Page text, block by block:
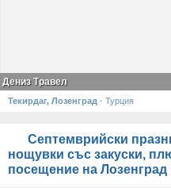
Дениз Травел
Текирдаг, Лозенград · Турция
Септемврийски
нощувки със закуски,
посещение на Лозенград